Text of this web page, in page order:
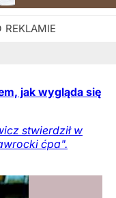
jak wygląda się
stwierdził w
ćpa".